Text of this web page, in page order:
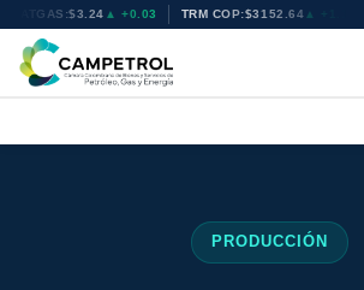
NATGAS: $3.24▲ +0.03 TRM COP:$3152.64▲ +1.16
PRODUCCIÓN